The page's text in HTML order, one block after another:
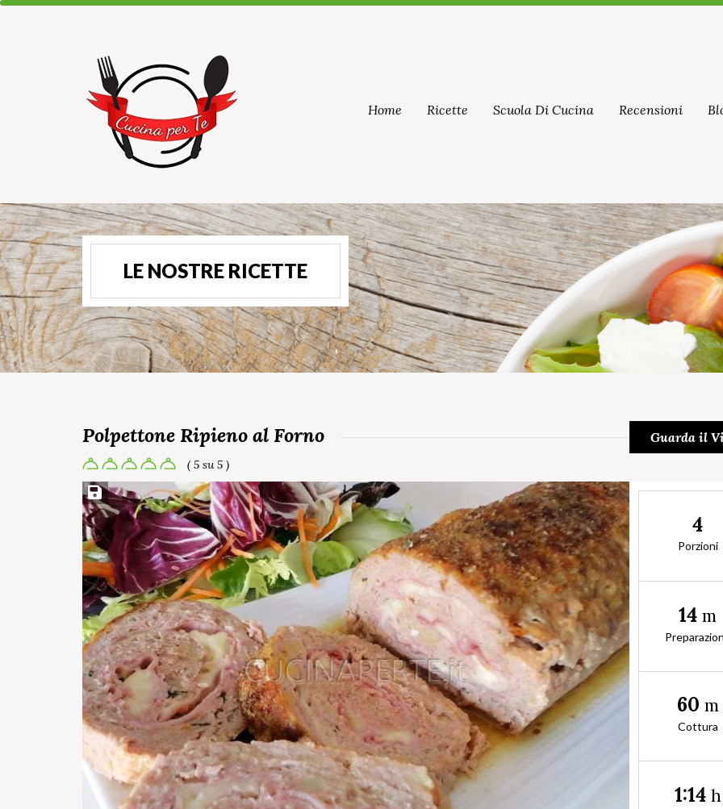
Home Ricette Scuola Di Cucina Recensioni
LE NOSTRE RICETTE
Polpettone Ripieno al Forno
( 5 su 5 )
Guarda il
Salva ricetta
4
Porzioni
14m
60 m
Cottura
1:14 h